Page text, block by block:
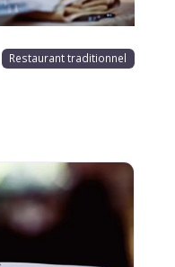
Restaurant traditionnel